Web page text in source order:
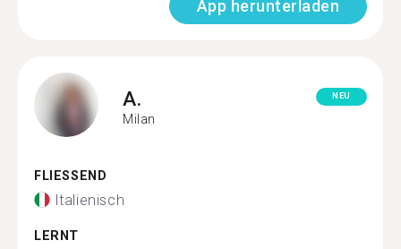
App herunterladen
A.
Milan
NEU
FLIESSEND
Italienisch
LERNT